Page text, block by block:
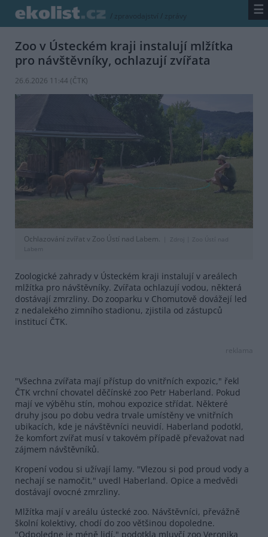
/ zpravodajství / zprávy ☰
Zoo v Ústeckém kraji instalují mlžítka
pro návštěvníky, ochlazují zvířata
26.6.2026 11:44 (ČTK)
Ochlazování zvířat v Zoo Ústí nad Labem. Zdroj |
Zoo Ústí nad
Labem
Zoologické zahrady v Ústeckém kraji instalují v areálech
mlžítka pro návštěvníky. Zvířata ochlazují vodou, některá
dostávají zmrzliny. Do zooparku v Chomutově dovážejí led
z nedalekého zimního stadionu, zjistila od zástupců
institucí ČTK.
reklama
"Všechna zvířata mají přístup do vnitřních expozic," řekl
ČTK vrchní chovatel děčínské zoo Petr Haberland. Pokud
mají ve výběhu stín, mohou expozice střídat. Některé
druhy jsou po dobu vedra trvale umístěny ve vnitřních
ubikacích, kde je návštěvníci neuvidí. Haberland podotkl,
že komfort zvířat musí v takovém případě převažovat nad
zájmem návštěvníků.
Kropení vodou si užívají lamy. "Vlezou si pod proud vody a
nechají se namočit," uvedl Haberland. Opice a medvědi
dostávají ovocné zmrzliny.
Mlžítka mají v areálu ústecké zoo. Návštěvníci, převážně
školní kolektivy, chodí do zoo většinou dopoledne.
"Odpoledne je méně lidí," podotkla mluvčí zoo Veronika